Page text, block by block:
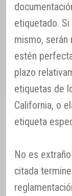
etiquetado.
mismo, serán
estén
plazo
etiquetas de
California, o
etiqueta
No es
citada